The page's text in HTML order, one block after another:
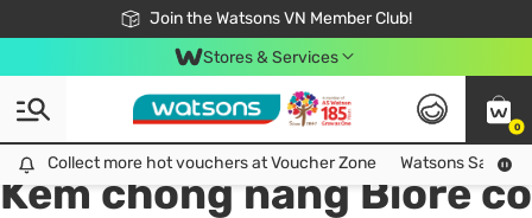
Join the Watsons VN Member Club!
Free Shipping For Order From 249,000Đ
24h Fast delivery in Hồ Chí Minh City
Stores & Services
0
Collect more hot vouchers at Voucher Zone
Collect more hot vouchers at Voucher Zone Watsons Safety
All
Chăm Sóc Cá Nhân
Kem chống nắng Biore có